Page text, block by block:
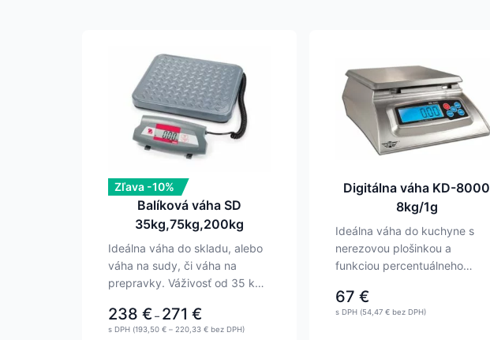
Zľava -10%
Balíková váha SD
35kg,75kg,200kg
Ideálna váha do skladu, alebo
váha na sudy, či váha na
prepravky. Váživosť od 35 kg
238 € – 271 €
range:
s DPH (193,50 € – 220,33 €Price
bez DPH)
viacero
variantov.
Možnosti
vybrať
stránke
Digitálna váha KD-8000
8kg/1g
Ideálna váha do kuchyne s
nerezovou plošinkou a
funkciou percentuálneho
67 €
s DPH (54,47 € bez DPH)